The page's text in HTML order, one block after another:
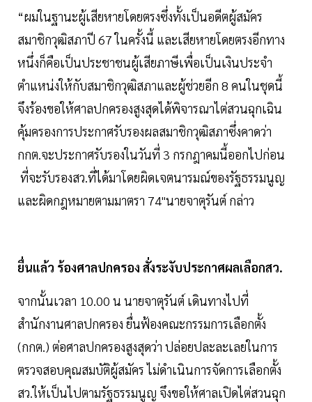
“ผมในฐานะผู้เสียหายโดยตรงซึ่งทั้งเป็นอดีตผู้สมัคร
สมาชิกวุฒิสภาปี 67 ในครั้งนี้ และเสียหายโดยตรงอีกทาง
หนึ่งก็คือเป็นประชาชนผู้เสียภาษีเพื่อเป็นเงินประจำ
ตำแหน่งให้กับสมาชิกวุฒิสภาและผู้ช่วยอีก 8 คนในชุดนี้
จึงร้องขอให้ศาลปกครองสูงสุดได้พิจารณาไต่สวนฉุกเฉิน
คุ้มครองการประกาศรับรองผลสมาชิกวุฒิสภาซึ่งคาดว่า
กกต.จะประกาศรับรองในวันที่ 3 กรกฎาคมนี้ออกไปก่อน
ที่จะรับรองสว.ที่ได้มาโดยผิดเจตนารมณ์ของรัฐธรรมนูญ
และผิดกฎหมายตามมาตรา 74"นายจาตุรันต์ กล่าว
ยื่นแล้ว ร้องศาลปกครอง สั่งระงับประกาศผลเลือกสว.
จากนั้นเวลา 10.00 น นายจาตุรันต์ เดินทางไปที่
สำนักงานศาลปกครอง ยื่นฟ้องคณะกรรมการเลือกตั้ง
(กกต.) ต่อศาลปกครองสูงสุดว่า ปล่อยปละละเลยในการ
ตรวจสอบคุณสมบัติผู้สมัคร ไม่ดำเนินการจัดการเลือกตั้ง
สว.ให้เป็นไปตามรัฐธรรมนูญ จึงขอให้ศาลเปิดไต่สวนฉุก